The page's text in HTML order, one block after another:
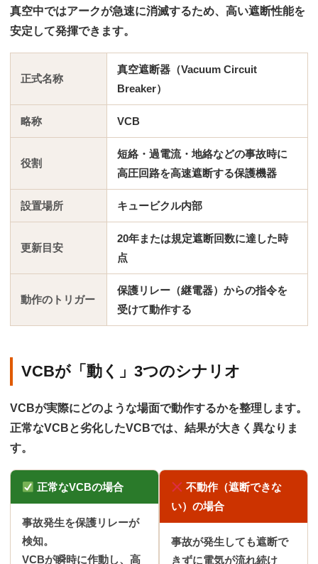
真空中ではアークが急速に消滅するため、高い遮断性能を
安定して発揮できます。
正式名称
真空遮断器（Vacuum Circuit
Breaker）
略称 VCB
役割
短絡・過電流・地絡などの事故時に
高圧回路を高速遮断する保護機器
設置場所 キュービクル内部
更新目安
20年または規定遮断回数に達した時
点
動作のトリガー
保護リレー（継電器）からの指令を
受けて動作する
VCBが「動く」3つのシナリオ
VCBが実際にどのような場面で動作するかを整理します。
正常なVCBと劣化したVCBでは、結果が大きく異なりま
す。
正常なVCBの場合
事故発生を保護リレーが
検知。
VCBが瞬時に作動し、高
不動作（遮断できな
い）の場合
事故が発生しても遮断で
きずに電気が流れ続け